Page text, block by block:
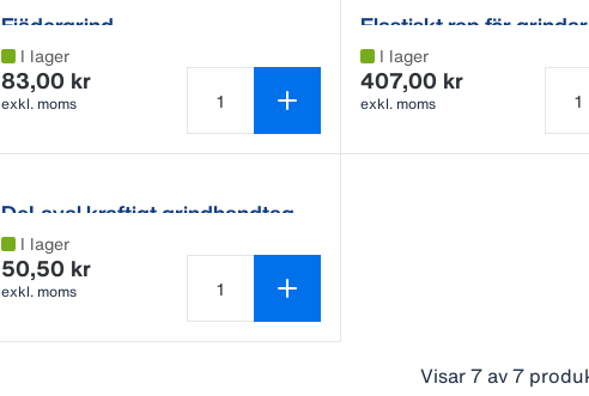
Fjädergrind
I lager
83,00 kr
exkl. moms
Antal produkter är 1
Elastiskt rep för
I lager
407,00 kr
exkl. moms
DeLaval kraftigt grindhandtag
I lager
50,50 kr
exkl. moms
Antal produkter är 1
Visar 7 av 7